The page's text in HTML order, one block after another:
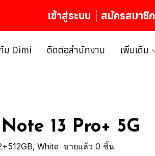
เข้าสู่ระบบ สมัครสมาชิก
บ Dimi ติดต่อสำนักงาน เพิ่มเติม
13 Pro+ 5G
White ขายแล้ว 0 ชิ้น